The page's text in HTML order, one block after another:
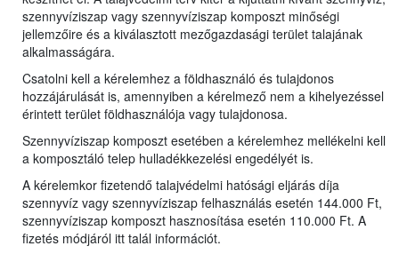
szennyvíziszap vagy szennyvíziszap komposzt minőségi
jellemzőire és a kiválasztott mezőgazdasági terület talajának
alkalmasságára.
Csatolni kell a kérelemhez a földhasználó és tulajdonos
hozzájárulását is, amennyiben a kérelmező nem a kihelyezéssel
érintett terület földhasználója vagy tulajdonosa.
Szennyvíziszap komposzt esetében a kérelemhez mellékelni kell
a komposztáló telep hulladékkezelési engedélyét is.
A kérelemkor fizetendő talajvédelmi hatósági eljárás díja
szennyvíz vagy szennyvíziszap felhasználás esetén 144.000 Ft,
szennyvíziszap komposzt hasznosítása esetén 110.000 Ft. A
fizetés módjáról itt talál információt.